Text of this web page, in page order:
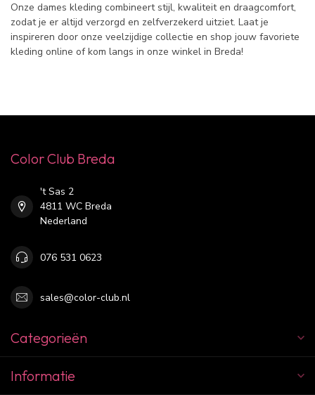
Onze dames kleding combineert stijl, kwaliteit en draagcomfort,
zodat je er altijd verzorgd en zelfverzekerd uitziet. Laat je
inspireren door onze veelzijdige collectie en shop jouw favoriete
kleding online of kom langs in onze winkel in Breda!
Color Club Breda
't Sas 2
4811 WC Breda
Nederland
076 531 0623
sales@color-club.nl
Categorieën
Informatie